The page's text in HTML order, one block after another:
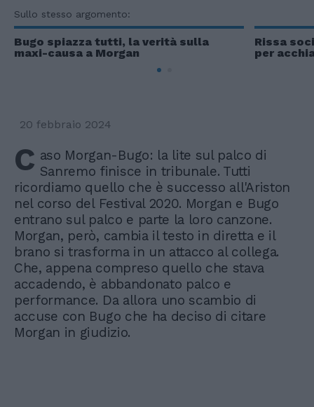
Sullo stesso argomento:
Bugo spiazza tutti, la verità sulla
maxi-causa a Morgan
Rissa
per
20 febbraio 2024
C aso Morgan-Bugo: la lite sul palco di
Sanremo finisce in tribunale. Tutti
ricordiamo quello che è successo all'Ariston
nel corso del Festival 2020. Morgan e Bugo
entrano sul palco e parte la loro canzone.
Morgan, però, cambia il testo in diretta e il
brano si trasforma in un attacco al collega.
Che, appena compreso quello che stava
accadendo, è abbandonato palco e
performance. Da allora uno scambio di
accuse con Bugo che ha deciso di citare
Morgan in giudizio.